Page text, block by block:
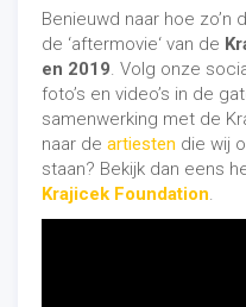
Benieuwd naar hoe zo’n
de ‘aftermovie‘ van de
en 2019. Volg onze
foto’s en video’s in de
samenwerking met de
naar de artiesten die wij
staan? Bekijk dan eens
Krajicek Foundation.